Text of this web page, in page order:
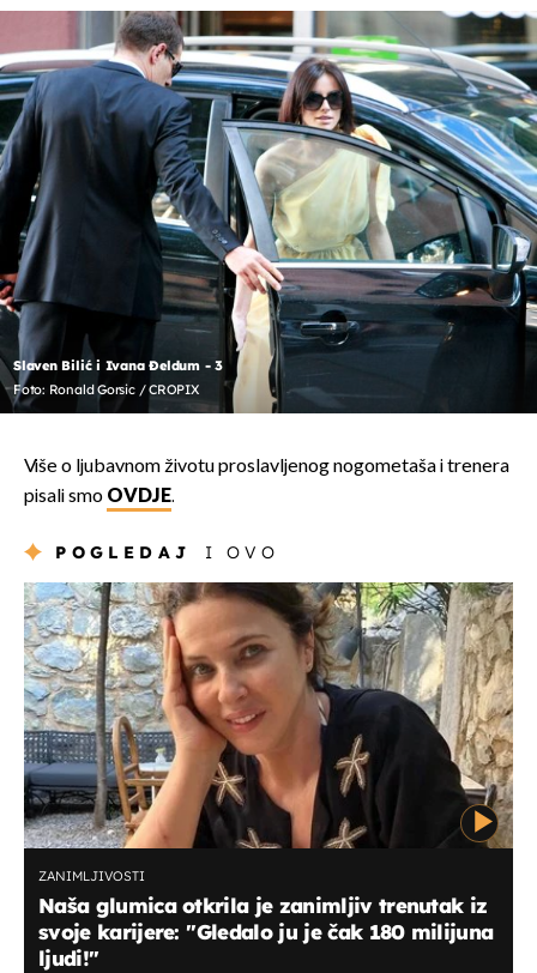
Slaven Bilić i Ivana Đeldum - 3
Foto: Ronald Gorsic / CROPIX
Više o ljubavnom životu proslavljenog nogometaša i trenera
pisali smo OVDJE.
POGLEDAJ I OVO
ZANIMLJIVOSTI
Naša glumica otkrila je zanimljiv trenutak iz
svoje karijere: ''Gledalo ju je čak 180 milijuna
ljudi!"